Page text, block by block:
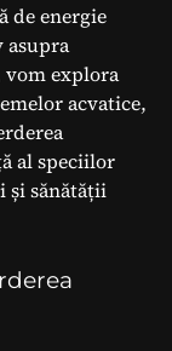
de energie
asupra
vom explora
acvatice,
al speciilor
și sănătății